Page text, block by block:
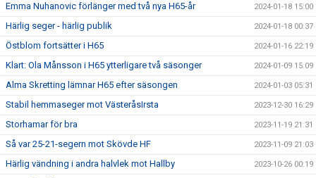
Emma Nuhanovic förlänger med två nya H65-år 2024-01-18 15:00
Härlig seger - härlig publik 2024-01-18 00:37
Östblom fortsätter i H65 2024-01-16 22:19
Klart: Ola Månsson i H65 ytterligare två säsonger 2024-01-09 15:09
Alma Skretting lämnar H65 efter säsongen 2024-01-03 05:31
Stabil hemmaseger mot VästeråsIrsta 2023-12-30 16:29
Storhamar för bra 2023-11-19 21:31
Så var 25-21-segern mot Skövde HF 2023-11-09 21:03
Härlig vändning i andra halvlek mot Hallby 2023-10-26 00:19